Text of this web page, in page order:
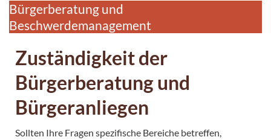
Bürgerberatung und
Beschwerdemanagement
Zuständigkeit der
Bürgerberatung und
Bürgeranliegen
Sollten Ihre Fragen spezifische Bereiche betreffen,